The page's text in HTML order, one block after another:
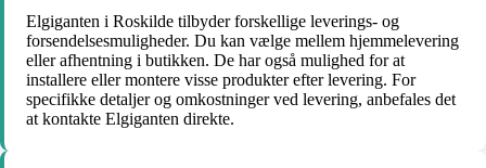
Elgiganten i Roskilde tilbyder forskellige leverings- og
forsendelsesmuligheder. Du kan vælge mellem hjemmelevering
eller afhentning i butikken. De har også mulighed for at
installere eller montere visse produkter efter levering. For
specifikke detaljer og omkostninger ved levering, anbefales det
at kontakte Elgiganten direkte.